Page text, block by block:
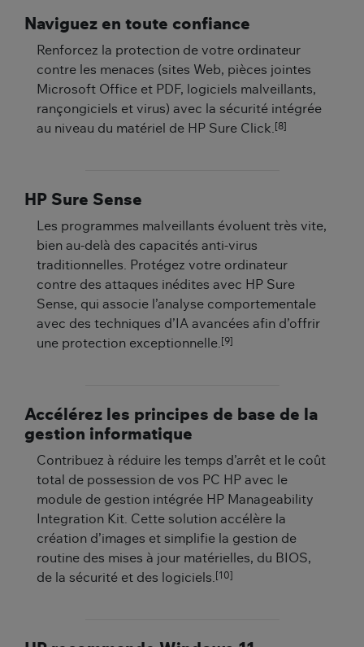
Naviguez en toute confiance
Renforcez la protection de votre ordinateur
contre les menaces (sites Web, pièces jointes
Microsoft Office et PDF, logiciels malveillants,
rançongiciels et virus) avec la sécurité intégrée
au niveau du matériel de HP Sure Click. [8]
HP Sure Sense
Les programmes malveillants évoluent très vite,
bien au-delà des capacités anti-virus
traditionnelles. Protégez votre ordinateur
contre des attaques inédites avec HP Sure
Sense, qui associe l’analyse comportementale
avec des techniques d’IA avancées afin d’offrir
une protection exceptionnelle. [9]
Accélérez les principes de base de la
gestion informatique
Contribuez à réduire les temps d’arrêt et le coût
total de possession de vos PC HP avec le
module de gestion intégrée HP Manageability
Integration Kit. Cette solution accélère la
création d’images et simplifie la gestion de
routine des mises à jour matérielles, du BIOS,
de la sécurité et des logiciels. [10]